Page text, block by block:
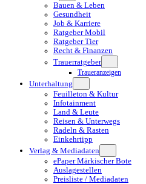
Bauen & Leben
Gesundheit
Job & Karriere
Ratgeber Mobil
Ratgeber Tier
Recht & Finanzen
Trauerratgeber
Traueranzeigen
Unterhaltung
Feuilleton & Kultur
Infotainment
Land & Leute
Reisen & Unterwegs
Radeln & Rasten
Einkehrtipp
Verlag & Mediadaten
ePaper Märkischer Bote
Auslagestellen
Preisliste / Mediadaten